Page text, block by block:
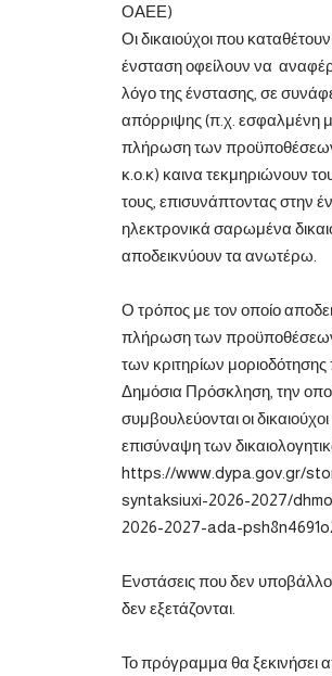
ΟΑΕΕ)
Οι δικαιούχοι που
ένσταση οφείλουν να
λόγο της ένστασης, σε
απόρριψης (π.χ. εσφαλμένη
πλήρωση των
κ.ο.κ) καινα τεκμηριώνουν
τους, επισυνάπτοντας στην
ηλεκτρονικά σαρωμένα
αποδεικνύουν τα ανωτέρω.
Ο τρόπος με τον οποίο
πλήρωση των
των κριτηρίων μοριοδότησης
Δημόσια Πρόσκληση, την
συμβουλεύονται οι
επισύναψη των
https://www.dypa.gov.gr/
syntaksiuxi-2026-2027/
2026-2027-ada-
Ενστάσεις που δεν
δεν εξετάζονται.
Το πρόγραμμα θα ξεκινήσει